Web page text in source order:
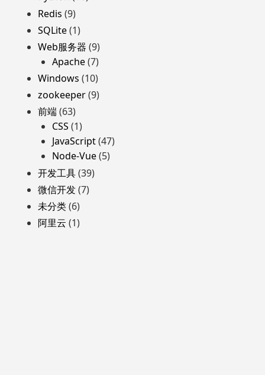
Redis (9)
SQLite(1)
Web服务器 (9)
Apache(7)
Windows (10)
zookeeper(9)
前端(63)
CSS (1)
JavaScript(47)
Node-Vue(5)
开发工具(39)
微信开发(7)
未分类(6)
阿里云 (1)